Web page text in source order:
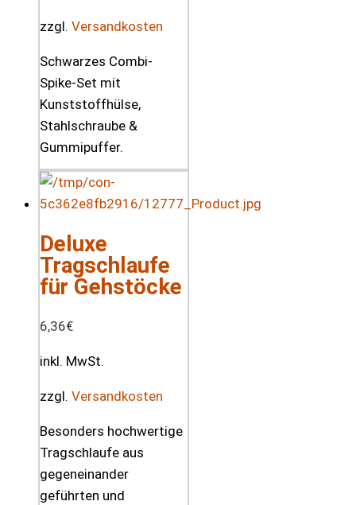
zzgl. Versandkosten
Schwarzes Combi-
Spike-Set mit
Kunststoffhülse,
Stahlschraube &
Gummipuffer.
Deluxe
Tragschlaufe
für Gehstöcke
6,36€
inkl. MwSt.
zzgl. Versandkosten
Besonders hochwertige
Tragschlaufe aus
gegeneinander
geführten und